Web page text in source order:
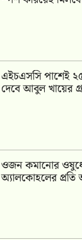
এইচএসসি পাশেই
দেবে আবুল খায়ের
ওজন কমানোর
অ্যালকোহলের প্রতি